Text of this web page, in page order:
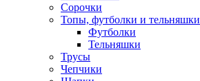
Сорочки
Топы, футболки и тельняшки
Футболки
Тельняшки
Трусы
Чепчики